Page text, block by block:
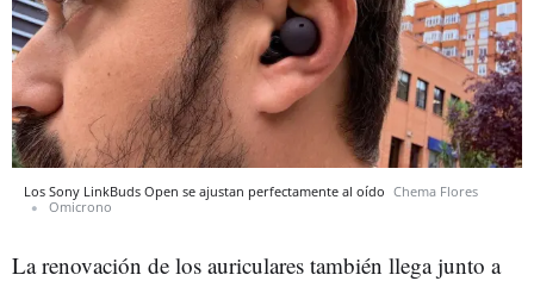
Los Sony LinkBuds Open se ajustan perfectamente al oído Chema Flores
Omicrono
La renovación de los auriculares también llega junto a